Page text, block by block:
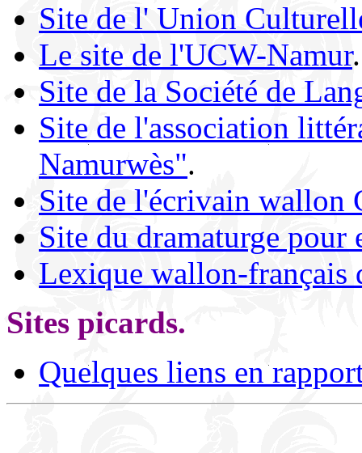
Site de l' Union
Le site de l'UCW-Namur.
Site de la Société de
Site de l'association
Namurwès".
Site de l'écrivain wallon
Site du dramaturge pour
Lexique wallon-français
Sites picards.
Quelques liens en